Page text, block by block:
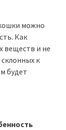
можно
Как
веществ и не
к
будет